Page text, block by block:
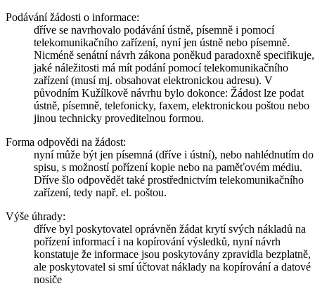
Podávání žádosti o informace:
dříve se navrhovalo podávání ústně, písemně i pomocí
telekomunikačního zařízení, nyní jen ústně nebo písemně.
Nicméně senátní návrh zákona poněkud paradoxně specifikuje,
jaké náležitosti má mít podání pomocí telekomunikačního
zařízení (musí mj. obsahovat elektronickou adresu). V
původním Kužílkově návrhu bylo dokonce: Žádost lze podat
ústně, písemně, telefonicky, faxem, elektronickou poštou nebo
jinou technicky proveditelnou formou.
Forma odpovědi na žádost:
nyní může být jen písemná (dříve i ústní), nebo nahlédnutím do
spisu, s možností pořízení kopie nebo na paměťovém médiu.
Dříve šlo odpovědět také prostřednictvím telekomunikačního
zařízení, tedy např. el. poštou.
Výše úhrady:
dříve byl poskytovatel oprávněn žádat krytí svých nákladů na
pořízení informací i na kopírování výsledků, nyní návrh
konstatuje že informace jsou poskytovány zpravidla bezplatně,
ale poskytovatel si smí účtovat náklady na kopírování a datové
nosiče